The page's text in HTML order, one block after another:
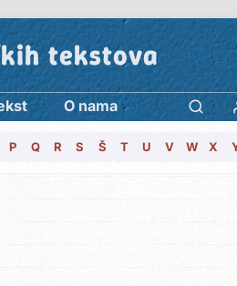
tekstova
O nama
P Q R S Š T U V W X